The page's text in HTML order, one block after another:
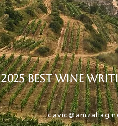
2025 Best Wine